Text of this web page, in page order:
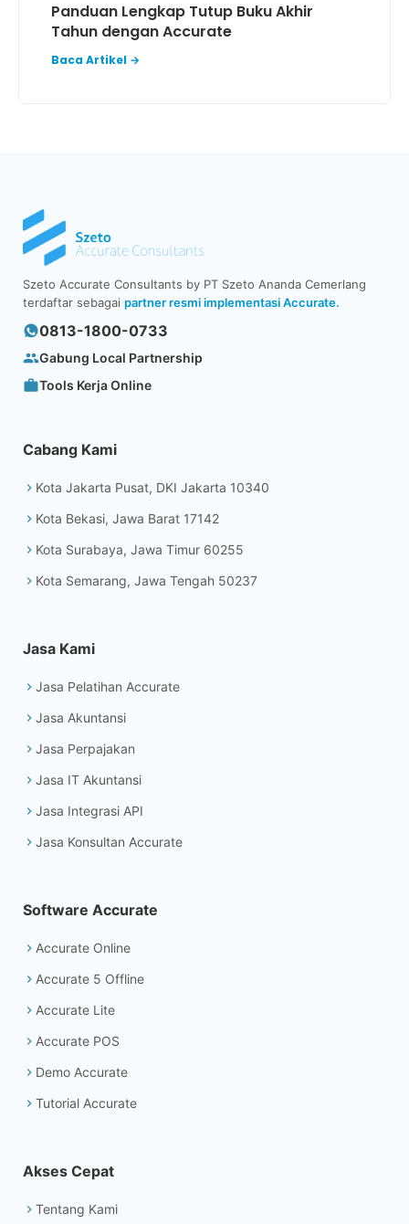
Panduan Lengkap Tutup Buku Akhir
Tahun dengan Accurate
Baca Artikel →
Szeto Accurate Consultants by PT Szeto Ananda Cemerlang
terdaftar sebagai partner resmi implementasi Accurate.
0813-1800-0733
Gabung Local Partnership
Tools Kerja Online
Cabang Kami
Kota Jakarta Pusat, DKI Jakarta 10340
Kota Bekasi, Jawa Barat 17142
Kota Surabaya, Jawa Timur 60255
Kota Semarang, Jawa Tengah 50237
Jasa Kami
Jasa Pelatihan Accurate
Jasa Akuntansi
Jasa Perpajakan
Jasa IT Akuntansi
Jasa Integrasi API
Jasa Konsultan Accurate
Software Accurate
Accurate Online
Accurate 5 Offline
Accurate Lite
Accurate POS
Demo Accurate
Tutorial Accurate
Akses Cepat
Tentang Kami